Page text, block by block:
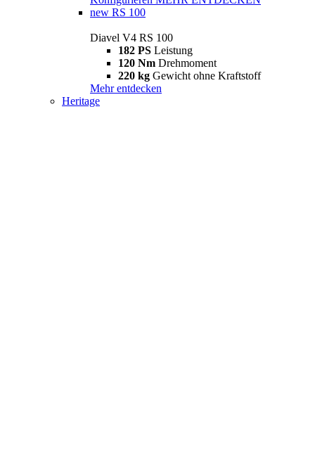
new RS 100
Diavel V4 RS 100
182 PS Leistung
120 Nm Drehmoment
220 kg Gewicht ohne Kraftstoff
Mehr entdecken
Heritage